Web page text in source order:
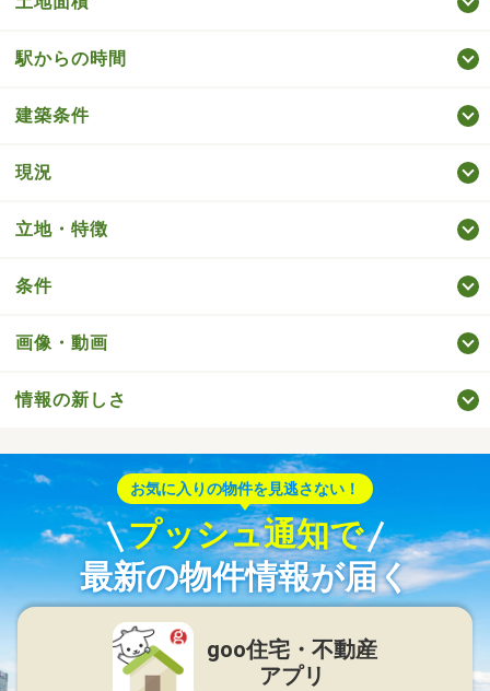
駅からの時間
建築条件
現況
立地・特徴
条件
画像・動画
情報の新しさ
お気に入りの物件を見逃さない！
プッシュ通知で
最新の物件情報が届く
goo住宅・不動産
アプリ